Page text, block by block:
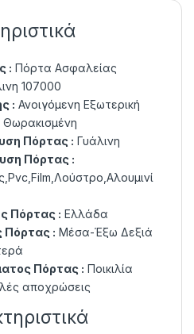
: Πόρτα Ασφαλείας
107000
: Ανοιγόμενη Εξωτερική
Πόρτας : Γυάλινη
Πόρτας :
Πόρτας : Ελλάδα
Πόρτας : Μέσα-Έξω Δεξιά
Πόρτας : Ποικιλία
αποχρώσεις